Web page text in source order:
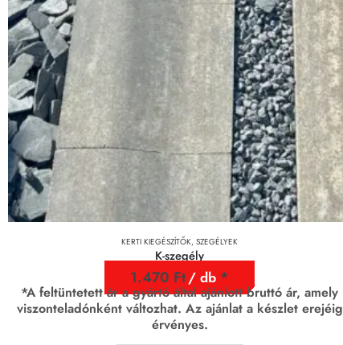
KERTI KIEGÉSZÍTŐK,SZEGÉLYEK
K-szegély
1.470 Ft/ db
*A feltüntetett ár a gyártó által ajánlott bruttó ár, amely
viszonteladónként változhat. Az ajánlat a készlet erejéig
érvényes.